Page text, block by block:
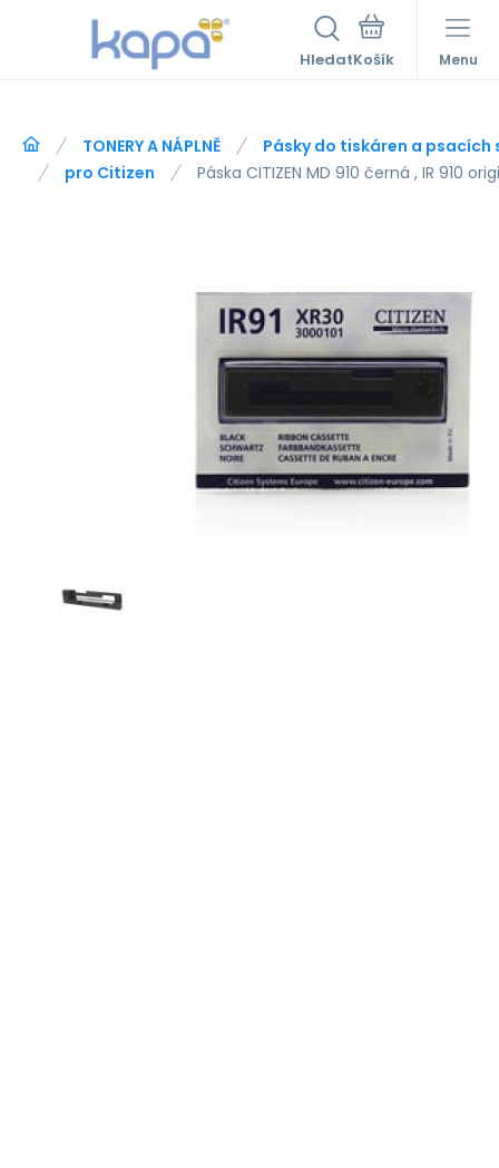
Hledat Menu
TONERY A NÁPLNĚ
Pásky do tiskáren a psacích
pro Citizen
Páska CITIZEN MD 910 černá , IR 910